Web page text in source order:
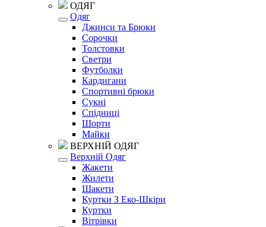
ОДЯГ
Одяг
Джинси та Брюки
Сорочки
Толстовки
Светри
Футболки
Кардигани
Спортивні брюки
Сукні
Спідниці
Шорти
Майки
ВЕРХНІЙ ОДЯГ
Верхній Одяг
Жакети
Жилети
Шакети
Куртки З Еко-Шкіри
Куртки
Вітрівки